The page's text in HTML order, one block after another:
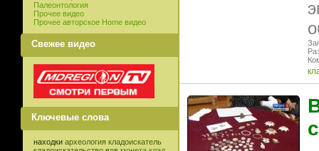
Палеонтология
Прочее видео
Прочее авторское Home видео
Свежее видео
Ключевые слова
находки археология кладоискатель